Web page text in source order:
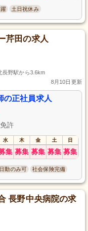
土日祝休み
芹田の求人
長野駅から3.6km
8月10日更新
の正社員求人
許
水 木 金 土 日
集 募集 募集 募集 募集
日勤のみ可 社会保険完備
長野中央病院の求